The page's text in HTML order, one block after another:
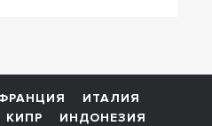
ИТАЛИЯ
КИПР
ИНДОНЕЗИЯ